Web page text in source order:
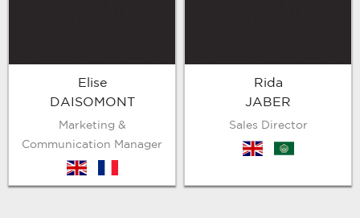
Elise
DAISOMONT
Marketing &
Communication Manager
en
Rida
JABER
Sales Director
en arb